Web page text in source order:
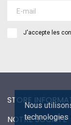
Nous
technologies
J'accepte les
STORE
NOTRE SOCIÉTÉ